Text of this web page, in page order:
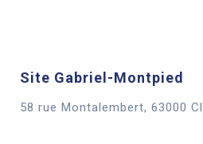
Site Gabriel-Montpied
58 rue Montalembert, 63000